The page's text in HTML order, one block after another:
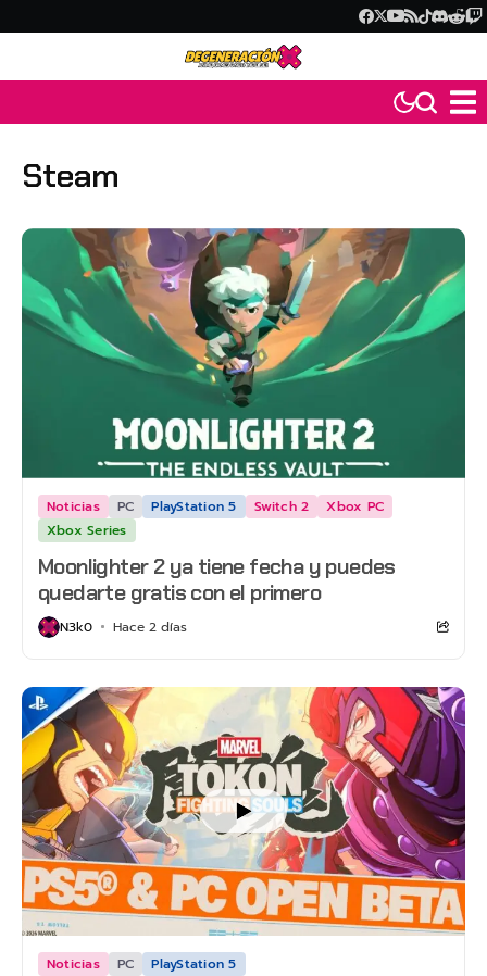
Steam
Noticias PC PlayStation 5 Switch 2
Xbox PC
Xbox Series
Moonlighter 2 ya tiene fecha y puedes
quedarte gratis con el primero
N3k0 Hace 2 días
Noticias PC PlayStation 5